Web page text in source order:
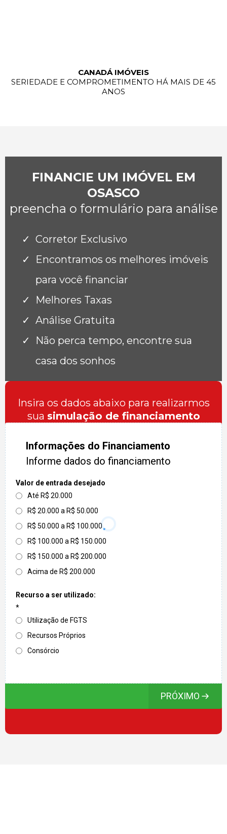
CANADÁ IMÓVEIS
SERIEDADE E COMPROMETIMENTO HÁ MAIS DE 45
ANOS
FINANCIE UM IMÓVEL EM
OSASCO
preencha o formulário para análise
Corretor Exclusivo
Encontramos os melhores imóveis
para você financiar
Melhores Taxas
Análise Gratuita
Não perca tempo, encontre sua
casa dos sonhos
Insira os dados abaixo para realizarmos
sua simulação de financiamento
Informações do Financiamento
Informe dados do financiamento
Valor de entrada desejado
Até R$ 20.000
R$ 20.000 a R$ 50.000
R$ 50.000 a R$ 100.000
R$ 100.000 a R$ 150.000
R$ 150.000 a R$ 200.000
Acima de R$ 200.000
Recurso a ser utilizado:
*
Utilização de FGTS
Recursos Próprios
Consórcio
PRÓXIMO